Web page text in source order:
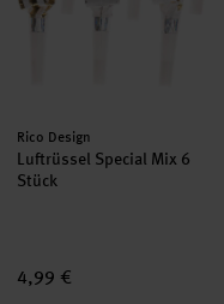
Hersteller:
Rico Design
Luftrüssel Special Mix 6
Stück
4,99 €